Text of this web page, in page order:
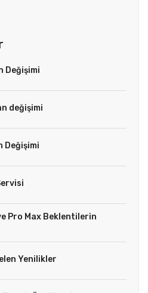
Değişimi
değişimi
Değişimi
Pro Max Beklentilerin
Yenilikler